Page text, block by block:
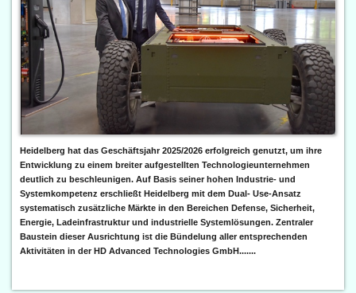
Heidelberg hat das Geschäftsjahr 2025/2026 erfolgreich genutzt, um ihre
Entwicklung zu einem breiter aufgestellten Technologieunternehmen
deutlich zu beschleunigen. Auf Basis seiner hohen Industrie- und
Systemkompetenz erschließt Heidelberg mit dem Dual- Use-Ansatz
systematisch zusätzliche Märkte in den Bereichen Defense, Sicherheit,
Energie, Ladeinfrastruktur und industrielle Systemlösungen. Zentraler
Baustein dieser Ausrichtung ist die Bündelung aller entsprechenden
Aktivitäten in der HD Advanced Technologies GmbH.......